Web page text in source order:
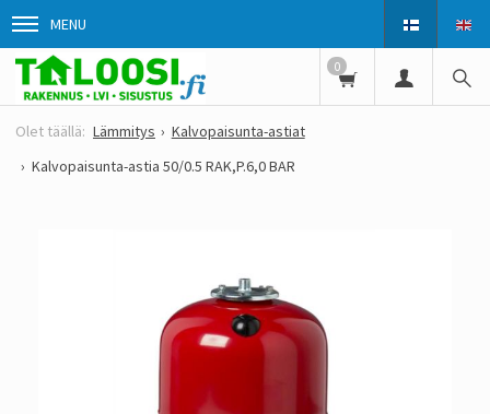
MENU
0
Lämmitys
Kalvopaisunta-astiat
Kalvopaisunta-astia 50/0.5 RAK,P.6,0 BAR